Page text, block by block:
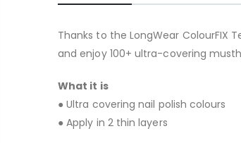
Thanks to the LongWear ColourFIX
and enjoy 100+ ultra-covering
What it is
● Ultra covering nail polish colours
● Apply in 2 thin layers